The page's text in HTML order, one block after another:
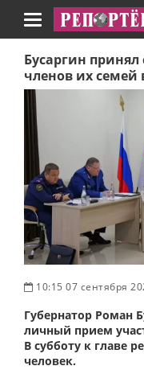
Навигация
Бусаргин
членов их семей
10:15 07 сентября
Губернатор Роман
личный прием
В субботу к главе
человек.